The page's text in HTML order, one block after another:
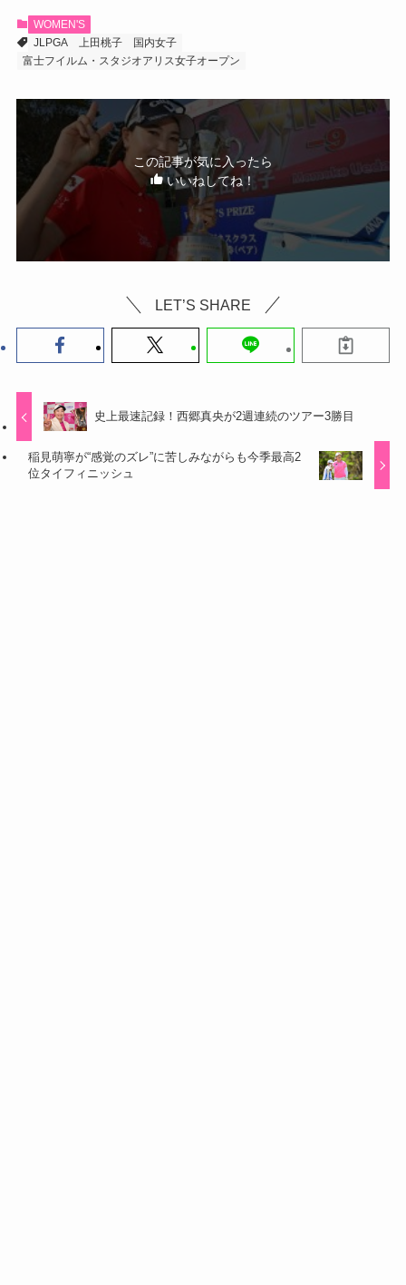
WOMEN'S
JLPGA
上田桃子
国内女子
富士フイルム・スタジオアリス女子オープン
この記事が気に入ったら
いいねしてね！
LET’S SHARE
史上最速記録！西郷真央が2週連続のツアー3勝目
稲見萌寧が“感覚のズレ”に苦しみながらも今季最高2
位タイフィニッシュ